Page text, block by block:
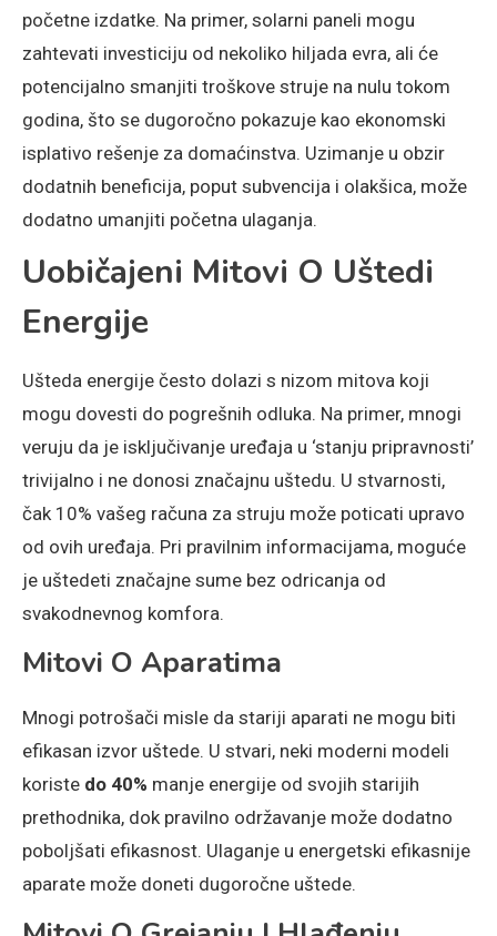
početne izdatke. Na primer, solarni paneli mogu
zahtevati investiciju od nekoliko hiljada evra, ali će
potencijalno smanjiti troškove struje na nulu tokom
godina, što se dugoročno pokazuje kao ekonomski
isplativo rešenje za domaćinstva. Uzimanje u obzir
dodatnih beneficija, poput subvencija i olakšica, može
dodatno umanjiti početna ulaganja.
Uobičajeni Mitovi O Uštedi
Energije
Ušteda energije često dolazi s nizom mitova koji
mogu dovesti do pogrešnih odluka. Na primer, mnogi
veruju da je isključivanje uređaja u ‘stanju pripravnosti’
trivijalno i ne donosi značajnu uštedu. U stvarnosti,
čak 10% vašeg računa za struju može poticati upravo
od ovih uređaja. Pri pravilnim informacijama, moguće
je uštedeti značajne sume bez odricanja od
svakodnevnog komfora.
Mitovi O Aparatima
Mnogi potrošači misle da stariji aparati ne mogu biti
efikasan izvor uštede. U stvari, neki moderni modeli
koriste do 40% manje energije od svojih starijih
prethodnika, dok pravilno održavanje može dodatno
poboljšati efikasnost. Ulaganje u energetski efikasnije
aparate može doneti dugoročne uštede.